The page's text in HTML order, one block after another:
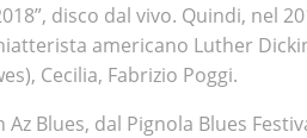
disco dal vivo. Quindi, nel
americano Luther
Cecilia, Fabrizio Poggi.
Blues, dal Pignola Blues